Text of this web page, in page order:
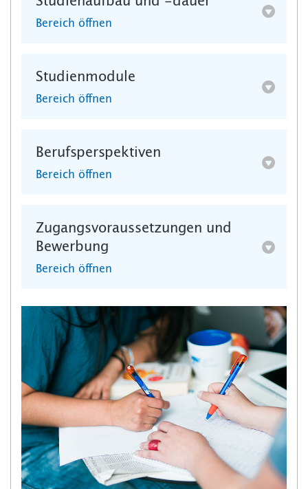
Bereich öffnen
Studienmodule
Bereich öffnen
Berufsperspektiven
Bereich öffnen
Zugangsvoraussetzungen und
Bewerbung
Bereich öffnen